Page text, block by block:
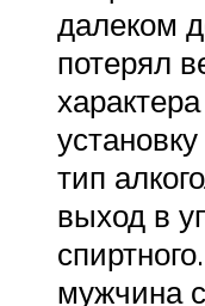
далеком
потерял
тип
выход в
мужчина